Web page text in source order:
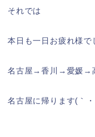
それでは
本日も一日お疲れ様で
名古屋→香川→愛媛→
名古屋に帰ります(｀